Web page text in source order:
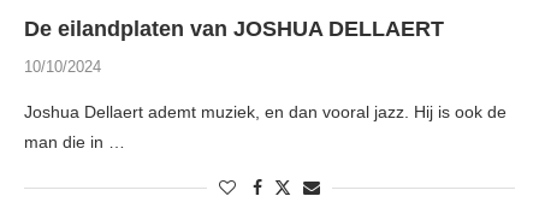
De eilandplaten van JOSHUA DELLAERT
10/10/2024
Joshua Dellaert ademt muziek, en dan vooral jazz. Hij is ook de
man die in …